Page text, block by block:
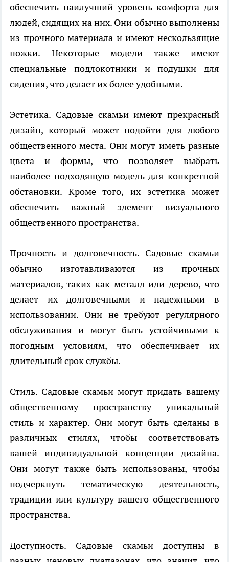
обеспечить наилучший уровень комфорта для
людей, сидящих на них. Они обычно выполнены
из прочного материала и имеют нескользящие
ножки. Некоторые модели также имеют
специальные подлокотники и подушки для
сидения, что делает их более удобными.
Эстетика. Садовые скамьи имеют прекрасный
дизайн, который может подойти для любого
общественного места. Они могут иметь разные
цвета и формы, что позволяет выбрать
наиболее подходящую модель для конкретной
обстановки. Кроме того, их эстетика может
обеспечить важный элемент визуального
общественного пространства.
Прочность и долговечность. Садовые скамьи
обычно изготавливаются из прочных
материалов, таких как металл или дерево, что
делает их долговечными и надежными в
использовании. Они не требуют регулярного
обслуживания и могут быть устойчивыми к
погодным условиям, что обеспечивает их
длительный срок службы.
Стиль. Садовые скамьи могут придать вашему
общественному пространству уникальный
стиль и характер. Они могут быть сделаны в
различных стилях, чтобы соответствовать
вашей индивидуальной концепции дизайна.
Они могут также быть использованы, чтобы
подчеркнуть тематическую деятельность,
традиции или культуру вашего общественного
пространства.
Доступность. Садовые скамьи доступны в